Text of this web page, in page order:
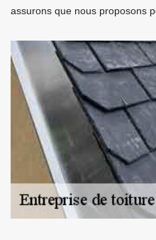
assurons que nous proposons